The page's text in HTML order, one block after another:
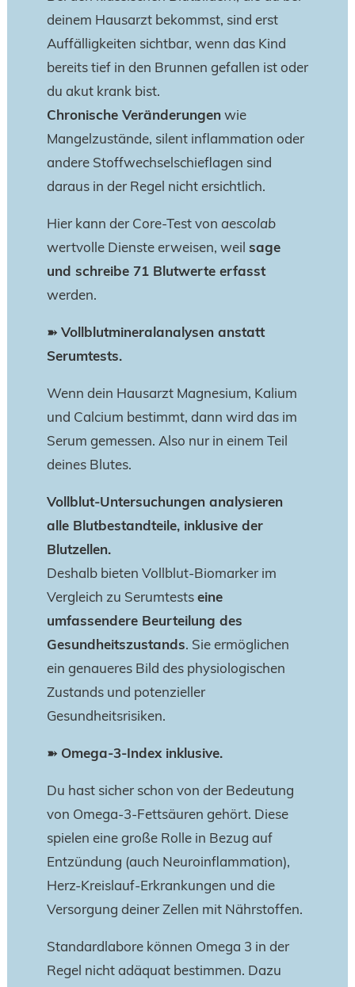
deinem Hausarzt bekommst, sind erst
Auffälligkeiten sichtbar, wenn das Kind
bereits tief in den Brunnen gefallen ist oder
du akut krank bist.
Chronische Veränderungenwie
Mangelzustände, silent inflammation oder
andere Stoffwechselschieflagen sind
daraus in der Regel nicht ersichtlich.
Hier kann der Core-Test von aescolab
wertvolle Dienste erweisen, weil sage
und schreibe 71 Blutwerte erfasst
werden.
➽ Vollblutmineralanalysen anstatt
Serumtests.
Wenn dein Hausarzt Magnesium, Kalium
und Calcium bestimmt, dann wird das im
Serum gemessen. Also nur in einem Teil
deines Blutes.
Vollblut-Untersuchungen analysieren
alle Blutbestandteile, inklusive der
Blutzellen.
Deshalb bieten Vollblut-Biomarker im
Vergleich zu Serumtests eine
umfassendere Beurteilung des
Gesundheitszustands. Sie ermöglichen
ein genaueres Bild des physiologischen
Zustands und potenzieller
Gesundheitsrisiken.
➽ Omega-3-Index inklusive.
Du hast sicher schon von der Bedeutung
von Omega-3-Fettsäuren gehört. Diese
spielen eine große Rolle in Bezug auf
Entzündung (auch Neuroinflammation),
Herz-Kreislauf-Erkrankungen und die
Versorgung deiner Zellen mit Nährstoffen.
Standardlabore können Omega 3 in der
Regel nicht adäquat bestimmen. Dazu